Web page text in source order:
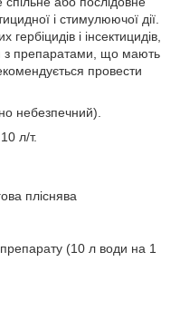
і стимулюючої дії.
і інсектицидів,
з препаратами, що мають
провести
небезпечний).
л/т.
пліснява
(10 л води на 1